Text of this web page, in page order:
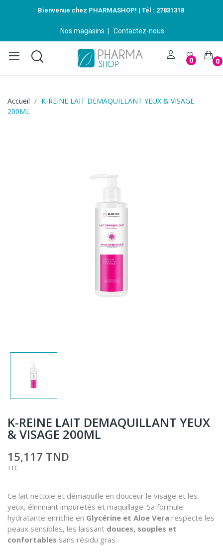
Bienvenue chez PHARMASHOP! | Tél : 27831318
Nos magasins Contactez-nous
0 0
Accueil
K-REINE LAIT DEMAQUILLANT YEUX & VISAGE
200ML
K-REINE LAIT DEMAQUILLANT YEUX
& VISAGE 200ML
15,117 TND
TTC
Ce lait nettoie et démaquille en douceur le visage et les
yeux, éliminant impuretés et maquillage. Sa formule
hydratante enrichie en Glycérine et Aloe Vera respecte les
peaux sensibles, les laissant douces, souples et
confortables sans résidu gras.